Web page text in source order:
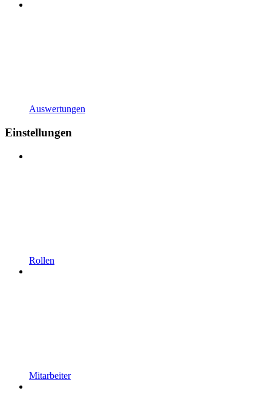
Auswertungen
Einstellungen
Rollen
Mitarbeiter